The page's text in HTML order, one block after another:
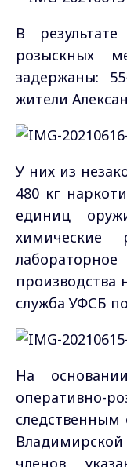
В
розыскных
задержаны:
жители
У них из
480 кг
единиц
химические
производства
служба УФСБ
На
оперативно-
членов